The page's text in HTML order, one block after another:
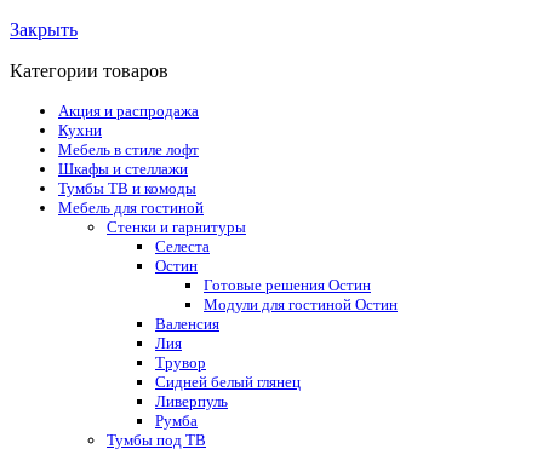
Закрыть
Категории товаров
Акция и распродажа
Кухни
Мебель в стиле лофт
Шкафы и стеллажи
Тумбы ТВ и комоды
Мебель для гостиной
Стенки и гарнитуры
Селеста
Остин
Готовые решения Остин
Модули для гостиной Остин
Валенсия
Лия
Трувор
Сидней белый глянец
Ливерпуль
Румба
Тумбы под ТВ